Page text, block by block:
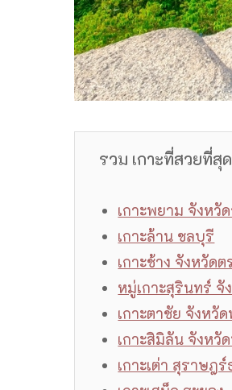
รวม เกาะที่สวยที่สุ
เกาะพยาม จังหวั
เกาะล้าน ชลบุรี
เกาะช้าง จังหวัดต
หมู่เกาะสุรินทร์ จั
เกาะตาชัย จังหวัด
เกาะสิมิลัน จังหวั
เกาะเต่า สุราษฎ